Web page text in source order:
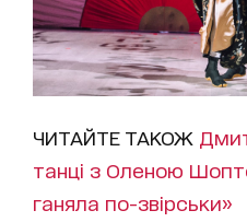
ЧИТАЙТЕ ТАКОЖ
танці з Оленою
ганяла по-звірськи»